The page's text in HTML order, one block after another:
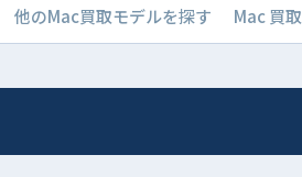
- Nintendo 3DS
- Xbox
他のMac買取モデルを探す Mac 買